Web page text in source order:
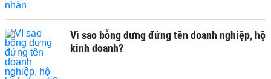
Vì sao bỗng dưng đứng tên doanh nghiệp, hộ
kinh doanh?